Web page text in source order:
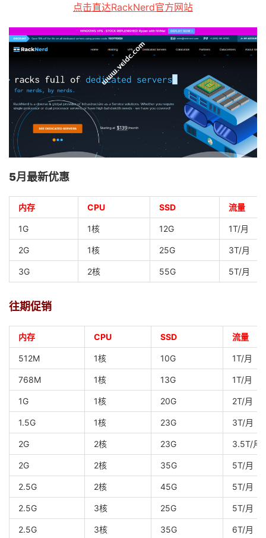
点击直达RackNerd官方网站
5月最新优惠
内存 CPU SSD 流量
1G 1核 12G 1T/月
2G 1核 25G 3T/月
3G 2核 55G 5T/月
往期促销
内存 CPU SSD 流量
512M 1核 10G 1T/月
768M 1核 13G 1T/月
1G 1核 20G 2T/月
1.5G 1核 23G 3T/月
2G 2核 23G 3.5T/月
2G 2核 35G 5T/月
2.5G 2核 45G 5T/月
2.5G 3核 25G 5T/月
2.5G 3核 35G 6T/月